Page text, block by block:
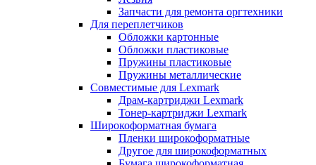
Запчасти для ремонта оргтехники
Для переплетчиков
Обложки картонные
Обложки пластиковые
Пружины пластиковые
Пружины металлические
Совместимые для Lexmark
Драм-картриджи Lexmark
Тонер-картриджи Lexmark
Широкоформатная бумага
Пленки широкоформатные
Другое для широкоформатных